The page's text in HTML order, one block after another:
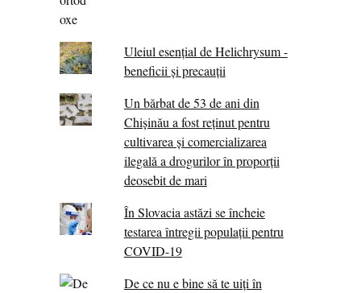
Uleiul esențial de Helichrysum -
beneficii și precauții
Un bărbat de 53 de ani din
Chișinău a fost reținut pentru
cultivarea și comercializarea
ilegală a drogurilor în proporții
deosebit de mari
În Slovacia astăzi se încheie
testarea întregii populații pentru
COVID-19
De ce nu e bine să te uiți în